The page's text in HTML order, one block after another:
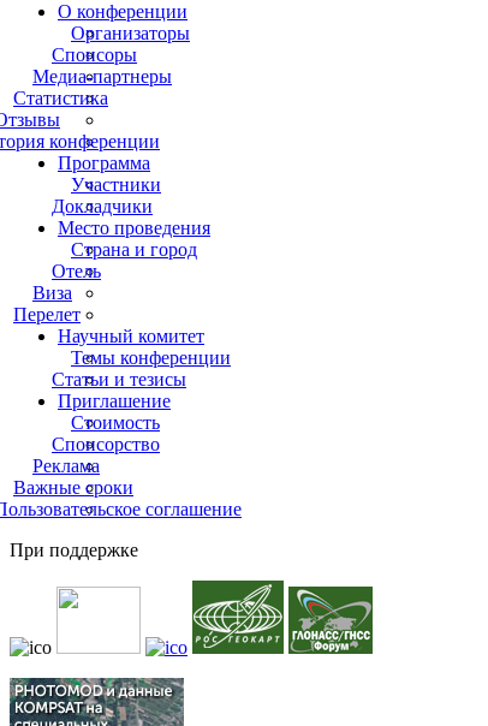
О конференции
Организаторы
Спонсоры
Медиа-партнеры
Статистика
конференции
Программа
Участники
Докладчики
Место проведения
Страна и город
Отель
Виза
Перелет
Научный комитет
Темы конференции
Статьи и тезисы
Приглашение
Стоимость
Спонсорство
Реклама
Важные сроки
соглашение
При поддержке